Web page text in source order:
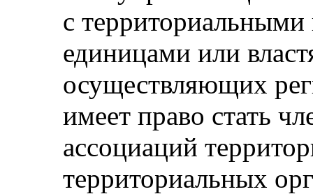
с
единицами или
осуществляющих
имеет право стать
ассоциаций
территориальных